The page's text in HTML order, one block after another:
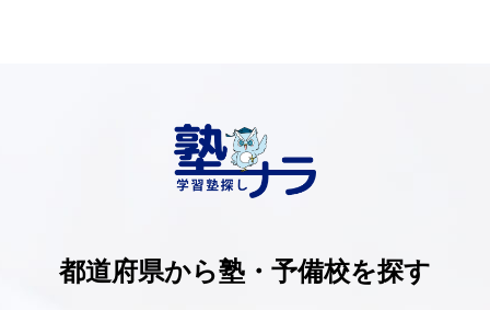
都道府県から塾・予備校を探す